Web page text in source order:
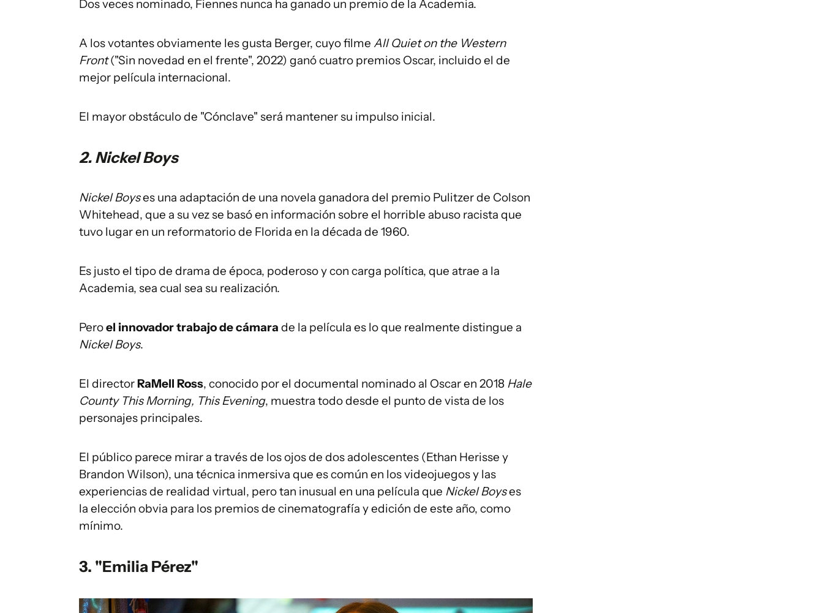
Dos veces nominado, Fiennes nunca ha ganado un premio de la Academia.
A los votantes obviamente les gusta Berger, cuyo filme All Quiet on the Western
Front("Sin novedad en el frente", 2022) ganó cuatro premios Oscar, incluido el de
mejor película internacional.
El mayor obstáculo de "Cónclave" será mantener su impulso inicial.
2. Nickel Boys
Nickel Boyses una adaptación de una novela ganadora del premio Pulitzer de Colson
Whitehead, que a su vez se basó en información sobre el horrible abuso racista que
tuvo lugar en un reformatorio de Florida en la década de 1960.
Es justo el tipo de drama de época, poderoso y con carga política, que atrae a la
Academia, sea cual sea su realización.
Peroel innovador trabajo de cámara de la película es lo que realmente distingue a
Nickel Boys.
El directorRaMell Ross, conocido por el documental nominado al Oscar en 2018 Hale
County This Morning, This Evening, muestra todo desde el punto de vista de los
personajes principales.
El público parece mirar a través de los ojos de dos adolescentes (Ethan Herisse y
Brandon Wilson), una técnica inmersiva que es común en los videojuegos y las
experiencias de realidad virtual, pero tan inusual en una película que Nickel Boyses
la elección obvia para los premios de cinematografía y edición de este año, como
mínimo.
3. "Emilia Pérez"